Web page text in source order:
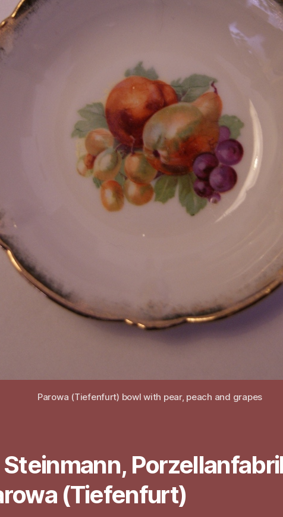
Parowa (Tiefenfurt) bowl with pear, peach and grapes
Steinmann,
(Tiefenfurt)